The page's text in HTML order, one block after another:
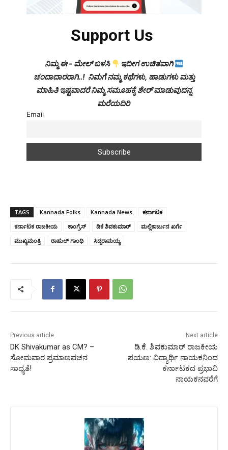
Support Us
ನಿಮ್ಮ ಈ - ಮೇಲ್ ಬಳಸಿ
ಇದೀಗ ಉಚಿತವಾಗಿ
ಚಂದಾದಾರರಾಗಿ..! ನಿಮಗೆ ನಮ್ಮ ಕಥೆಗಳು, ಹಾಡುಗಳು ಮತ್ತು
ಮಾಹಿತಿ ಇಷ್ಟವಾದರೆ ನಿಮ್ಮ ಸಮೂಹಕ್ಕೆ ಶೇರ್ ಮಾಡುವುದನ್ನ
ಮರೆಯದಿರಿ
Email
TAGS Kannada Folks Kannada News
ಕರ್ನಾಟಕ
ಕರ್ನಾಟಕ ರಾಜಕೀಯ
ಕಾಂಗ್ರೆಸ್ ಡಿಕೆ ಶಿವಕುಮಾರ್
ಮಲ್ಲಿಕಾರ್ಜುನ ಖರ್ಗೆ
ಮುಖ್ಯಮಂತ್ರಿ
ರಾಹುಲ್ ಗಾಂಧಿ ಸಿದ್ದರಾಮಯ್ಯ
Previous article
DK Shivakumar as CM? –
ಸೋಮವಾರ ಪ್ರಮಾಣವಚನ
ಸಾಧ್ಯತೆ!
Next article
ಡಿ.ಕೆ. ಶಿವಕುಮಾರ್ ರಾಜಕೀಯ
ಪಯಣ: ವಿದ್ಯಾರ್ಥಿ ನಾಯಕನಿಂದ
ಕರ್ನಾಟಕದ ಪ್ರಭಾವಿ
ನಾಯಕನವರೆಗೆ